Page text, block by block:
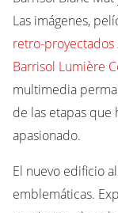
Las imágenes,
retro-proyectados
Barrisol Lumière
multimedia
de las etapas que
apasionado.
El nuevo edificio
emblemáticas.